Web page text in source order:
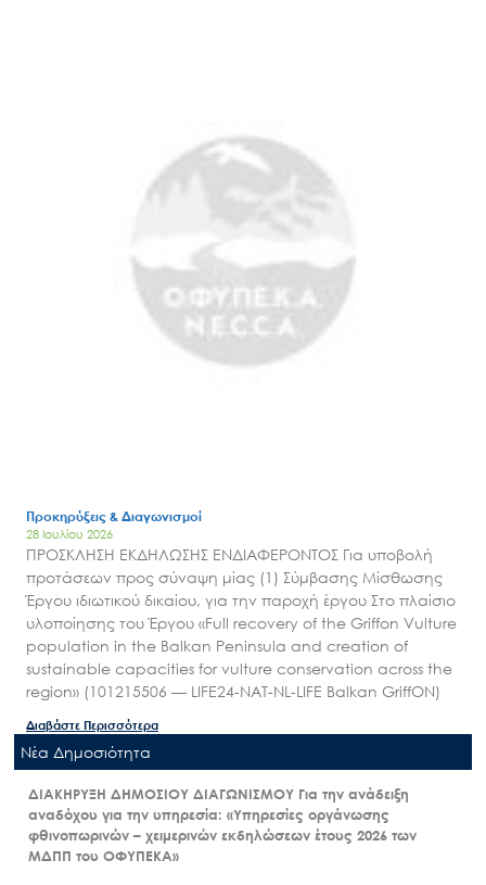
Προκηρύξεις & Διαγωνισμοί
28 Ιουλίου 2026
ΠΡΟΣΚΛΗΣΗ ΕΚΔΗΛΩΣΗΣ ΕΝΔΙΑΦΕΡΟΝΤΟΣ Για υποβολή
προτάσεων προς σύναψη μίας (1) Σύμβασης Μίσθωσης
Έργου ιδιωτικού δικαίου, για την παροχή έργου Στο πλαίσιο
υλοποίησης του Έργου «Full recovery of the Griffon Vulture
population in the Balkan Peninsula and creation of
sustainable capacities for vulture conservation across the
region» (101215506 — LIFE24-NAT-NL-LIFE Balkan GriffON)
Διαβάστε Περισσότερα
Nέα Δημοσιότητα
ΔΙΑΚΗΡΥΞΗ ΔΗΜΟΣΙΟΥ ΔΙΑΓΩΝΙΣΜΟΥ Για την ανάδειξη
αναδόχου για την υπηρεσία: «Υπηρεσίες οργάνωσης
φθινοπωρινών – χειμερινών εκδηλώσεων έτους 2026 των
ΜΔΠΠ του ΟΦΥΠΕΚΑ»